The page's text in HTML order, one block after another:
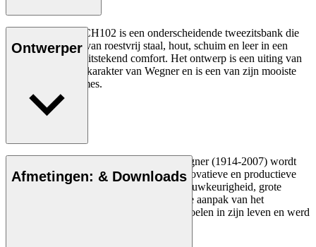
Hans J. Wegners CH102 is een onderscheidende tweezitsbank die
een combinatie is van roestvrij staal, hout, schuim en leer in een
ontwerp met een uitstekend comfort. Het ontwerp is een uiting van
het experimentele karakter van Wegner en is een van zijn mooiste
roestvrijstalen frames.
Lees meer
Ontwerper
De Deense meubelontwerper Hans J. Wegner (1914-2007) wordt
gezien als een van de meest creatieve, innovatieve en productieve
ontwerpers aller tijden, bekend om zijn nauwkeurigheid, grote
inzicht in vakmanschap en compromisloze aanpak van het
ontwerpen. Wegner ontwierp bijna 500 stoelen in zijn leven en werd
Afmetingen: & Downloads